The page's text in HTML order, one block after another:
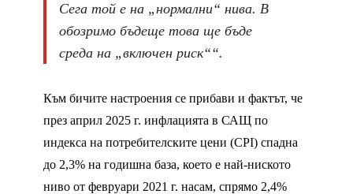
Сега той е на „нормални“ нива. В
обозримо бъдеще това ще бъде
среда на „включен риск““.
Към бичите настроения се прибави и фактът, че
през април 2025 г. инфлацията в САЩ по
индекса на потребителските цени (CPI) спадна
до 2,3% на годишна база, което е най-ниското
ниво от февруари 2021 г. насам, спрямо 2,4%